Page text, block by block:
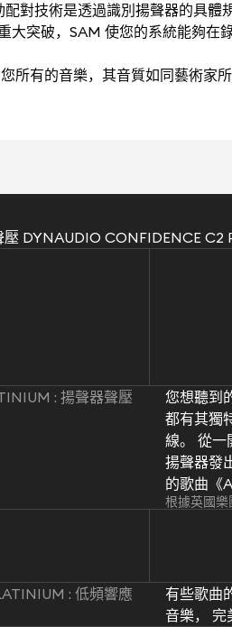
技術是透過識別揚聲器的具體
大突破，SAM 使您的系統能夠
所有的音樂，其音質如同藝術家所
壓 DYNAUDIO CONFIDENCE C2
: 揚聲器聲壓
您想聽到
都有其獨
線。 從一
揚聲器發
的歌曲《
根據英國
: 低頻響應
有些歌曲
音樂， 完